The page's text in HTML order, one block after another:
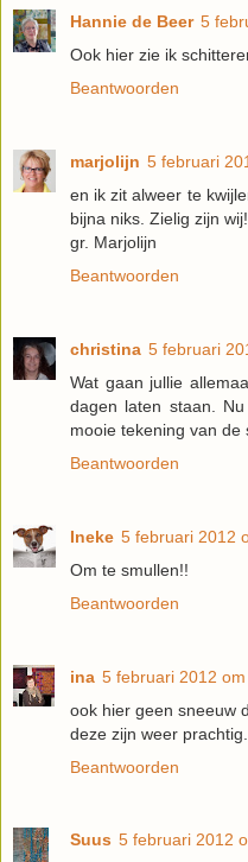
Hannie de Beer 5
Ook hier zie ik
Beantwoorden
marjolijn 5 februari
en ik zit alweer te
bijna niks. Zielig zijn
gr. Marjolijn
Beantwoorden
christina 5 februari
Wat gaan jullie
dagen laten staan.
mooie tekening van de
Beantwoorden
Ineke 5 februari 2012
Om te smullen!!
Beantwoorden
ina 5 februari 2012
ook hier geen sneeuw
deze zijn weer prachtig.
Beantwoorden
Suus 5 februari 2012